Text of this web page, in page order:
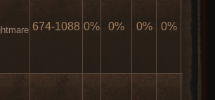
674-1088 0% 0% 0% 0% 0%